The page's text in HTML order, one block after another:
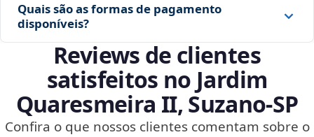
Quais são as formas de pagamento
disponíveis?
Reviews de clientes
satisfeitos no Jardim
Quaresmeira II, Suzano‑SP
Confira o que nossos clientes comentam sobre o